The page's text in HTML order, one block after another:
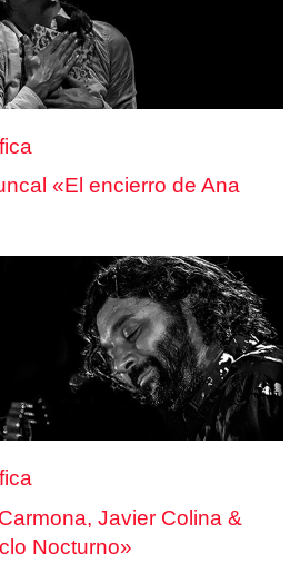
«El encierro de Ana
Javier Colina &
Nocturno»